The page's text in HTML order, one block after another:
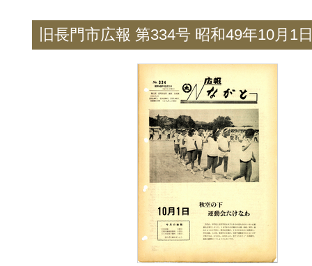
旧長門市広報 第334号 昭和49年10月1